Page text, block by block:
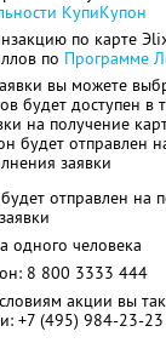
КупиКупон
по карте
по Программе
вы можете
будет доступен в
на получение
будет отправлен
заявки
отправлен на
одного человека
8 800 3333 444
акции вы
+7 (495) 984-23-23